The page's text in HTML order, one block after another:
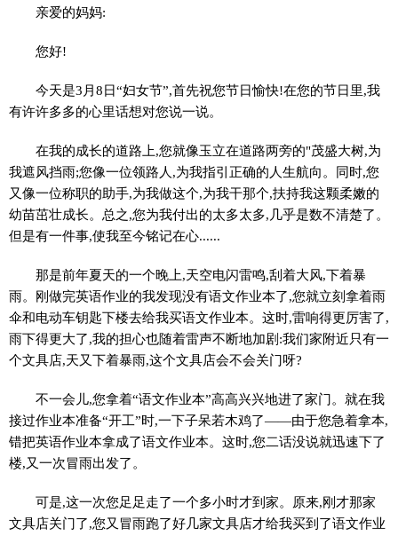
亲爱的妈妈:
您好!
今天是3月8日“妇女节”,首先祝您节日愉快!在您的节日里,我
有许许多多的心里话想对您说一说。
在我的成长的道路上,您就像玉立在道路两旁的"茂盛大树,为
我遮风挡雨;您像一位领路人,为我指引正确的人生航向。同时,您
又像一位称职的助手,为我做这个,为我干那个,扶持我这颗柔嫩的
幼苗茁壮成长。总之,您为我付出的太多太多,几乎是数不清楚了。
但是有一件事,使我至今铭记在心......
那是前年夏天的一个晚上,天空电闪雷鸣,刮着大风,下着暴
雨。刚做完英语作业的我发现没有语文作业本了,您就立刻拿着雨
伞和电动车钥匙下楼去给我买语文作业本。这时,雷响得更厉害了,
雨下得更大了,我的担心也随着雷声不断地加剧:我们家附近只有一
个文具店,天又下着暴雨,这个文具店会不会关门呀?
不一会儿,您拿着“语文作业本”高高兴兴地进了家门。就在我
接过作业本准备“开工”时,一下子呆若木鸡了——由于您急着拿本,
错把英语作业本拿成了语文作业本。这时,您二话没说就迅速下了
楼,又一次冒雨出发了。
可是,这一次您足足走了一个多小时才到家。原来,刚才那家
文具店关门了,您又冒雨跑了好几家文具店才给我买到了语文作业